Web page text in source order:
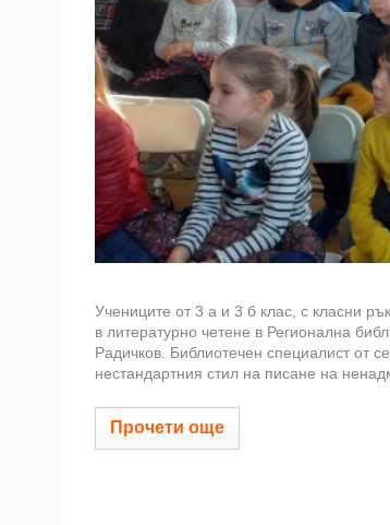
Учениците от 3 а и 3 б клас, с класни
в литературно четене в Регионална
Радичков. Библиотечен специалист от
нестандартния стил на писане на
Прочети още